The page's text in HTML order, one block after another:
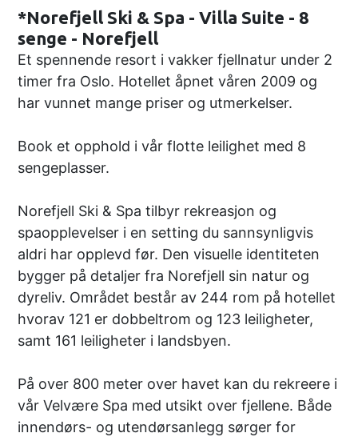
*Norefjell Ski & Spa - Villa Suite - 8
senge - Norefjell
Et spennende resort i vakker fjellnatur under 2
timer fra Oslo. Hotellet åpnet våren 2009 og
har vunnet mange priser og utmerkelser.
Book et opphold i vår flotte leilighet med 8
sengeplasser.
Norefjell Ski & Spa tilbyr rekreasjon og
spaopplevelser i en setting du sannsynligvis
aldri har opplevd før. Den visuelle identiteten
bygger på detaljer fra Norefjell sin natur og
dyreliv. Området består av 244 rom på hotellet
hvorav 121 er dobbeltrom og 123 leiligheter,
samt 161 leiligheter i landsbyen.
På over 800 meter over havet kan du rekreere i
vår Velvære Spa med utsikt over fjellene. Både
innendørs- og utendørsanlegg sørger for